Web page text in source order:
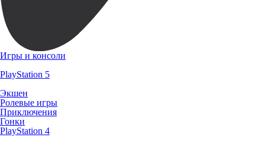
Игры и консоли
PlayStation 5
Экшен
Ролевые игры
Приключения
Гонки
PlayStation 4